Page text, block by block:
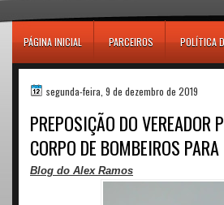
PÁGINA INICIAL PARCEIROS POLÍTICA
segunda-feira, 9 de dezembro de 2019
PREPOSIÇÃO DO VEREADOR
CORPO DE BOMBEIROS
Blog do Alex Ramos